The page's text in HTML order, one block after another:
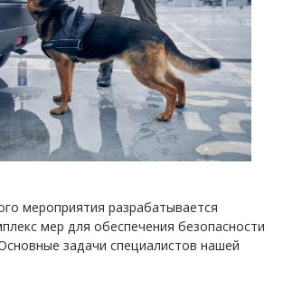
мероприятия разрабатывается
мер для обеспечения безопасности
задачи специалистов нашей